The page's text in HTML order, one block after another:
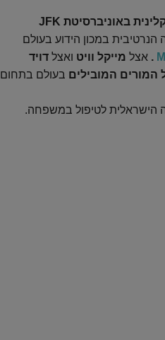
בפסיכולוגיה קלינית באוניברסיטת JFK
הנרטיבית במכון הידוע בעולם
. אצל מייקל וויט ואצל דויד
המובילים בעולם בתחום
הישראלית לטיפול במשפחה.